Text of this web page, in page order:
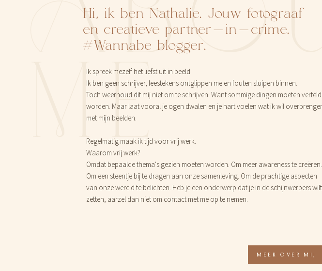
ME
MEER OVER MIJ
Ik spreek mezelf het liefst uit in beeld.
Ik ben geen schrijver, leestekens ontglippen me en fouten sluipen binnen.
Toch weerhoud dit mij niet om te schrijven. Want sommige dingen moeten verteld
worden. Maar laat vooral je ogen dwalen en je hart voelen wat ik wil
met mijn beelden.
Regelmatig maak ik tijd voor vrij werk.
Waarom vrij werk?
Omdat bepaalde thema's gezien moeten worden. Om meer awareness te creëren.
Om een steentje bij te dragen aan onze samenleving. Om de prachtige aspecten
van onze wereld te belichten. Heb je een onderwerp dat je in de schijnwerpers wilt
zetten, aarzel dan niet om contact met me op te nemen.
Hi, ik ben Nathalie. Jouw fotograaf
en creatieve partner-in-crime.
#Wannabe blogger.